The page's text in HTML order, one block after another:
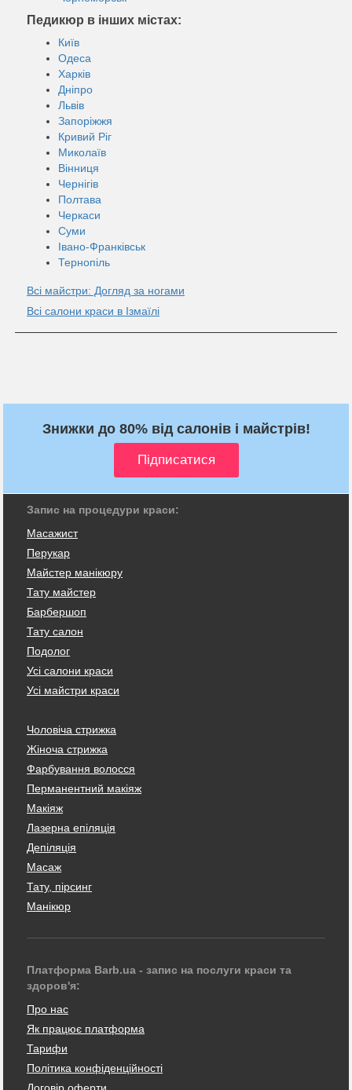
Педикюр в інших містах:
Київ
Одеса
Харків
Дніпро
Львів
Запоріжжя
Кривий Ріг
Миколаїв
Вінниця
Чернігів
Полтава
Черкаси
Суми
Івано-Франківськ
Тернопіль
Всі майстри: Догляд за ногами
Всі салони краси в Ізмаїлі
Знижки до 80% від салонів і майстрів!
Запис на процедури краси:
Масажист
Перукар
Майстер манікюру
Тату майстер
Барбершоп
Тату салон
Подолог
Усі салони краси
Усі майстри краси
Чоловіча стрижка
Жіноча стрижка
Фарбування волосся
Перманентний макіяж
Макіяж
Лазерна епіляція
Депіляція
Масаж
Тату, пірсинг
Манікюр
Платформа Barb.ua - запис на послуги краси та
здоров'я:
Про нас
Як працює платформа
Тарифи
Політика конфіденційності
Договір оферти